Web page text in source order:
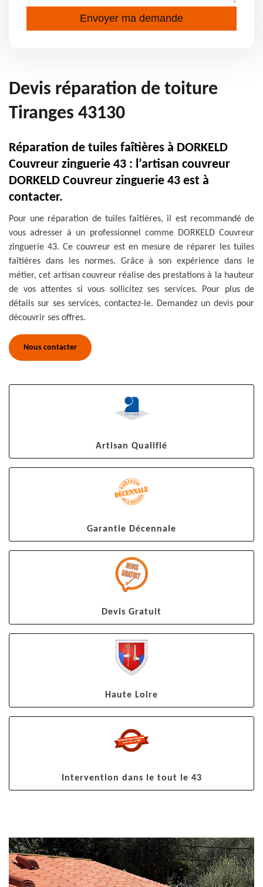
Devis réparation de toiture
Tiranges 43130
Réparation de tuiles faîtières à DORKELD
Couvreur zinguerie 43 : l’artisan couvreur
DORKELD Couvreur zinguerie 43 est à
contacter.
Pour une réparation de tuiles faîtières, il est recommandé de
vous adresser à un professionnel comme DORKELD Couvreur
zinguerie 43. Ce couvreur est en mesure de réparer les tuiles
faîtières dans les normes. Grâce à son expérience dans le
métier, cet artisan couvreur réalise des prestations à la hauteur
de vos attentes si vous sollicitez ses services. Pour plus de
détails sur ses services, contactez-le. Demandez un devis pour
découvrir ses offres.
Nous contacter
Artisan Qualifié
Garantie Décennale
Devis Gratuit
Haute Loire
Intervention dans le tout le 43